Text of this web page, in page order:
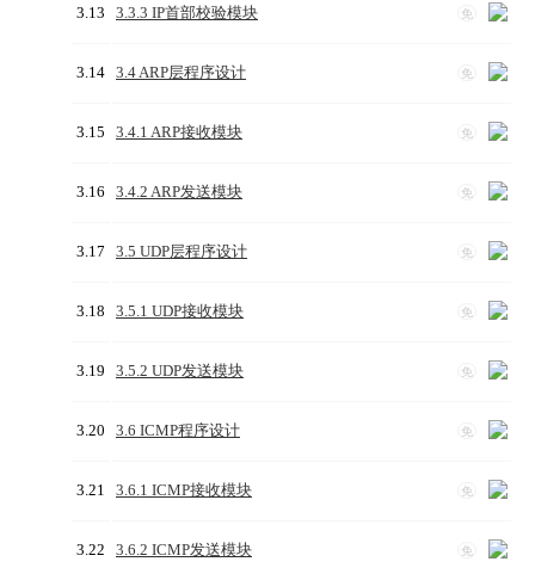
3.13 免
3.3.3 IP首部校验模块
3.14 免
3.4 ARP层程序设计
3.15 免
3.4.1 ARP接收模块
3.16 免
3.4.2 ARP发送模块
3.17 免
3.5 UDP层程序设计
3.18 免
3.5.1 UDP接收模块
3.19 免
3.5.2 UDP发送模块
3.20 免
3.6 ICMP程序设计
3.21 免
3.6.1 ICMP接收模块
3.22 免
3.6.2 ICMP发送模块